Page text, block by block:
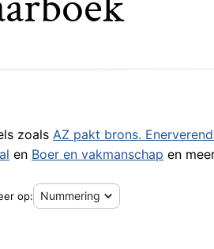
zoals AZ pakt brons.
en Boer en vakmanschap en
op: